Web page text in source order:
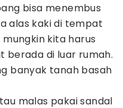
bisa menembus
alas kaki di tempat
kita harus
berada di luar rumah.
banyak tanah basah
malas pakai sandal